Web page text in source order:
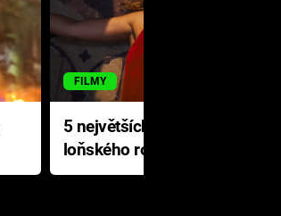
FILMY
5 největších propadáků
loňského roku: Disney na
jediné katastrofě prodělal 200